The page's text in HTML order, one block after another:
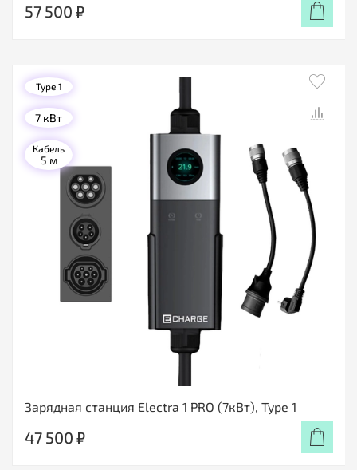
57 500 ₽
Зарядная станция Electra 1 PRO (7кВт), Type 1
Type 1
7 кВт
Кабель
5 м
47 500 ₽